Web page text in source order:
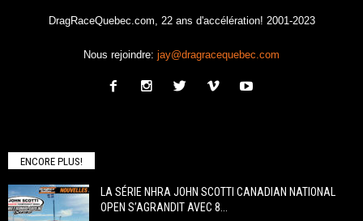
DragRaceQuebec.com, 22 ans d'accélération! 2001-2023
Nous rejoindre: jay@dragracequebec.com
ENCORE PLUS!
LA SÉRIE NHRA JOHN SCOTTI CANADIAN NATIONAL
OPEN S’AGRANDIT AVEC 8...